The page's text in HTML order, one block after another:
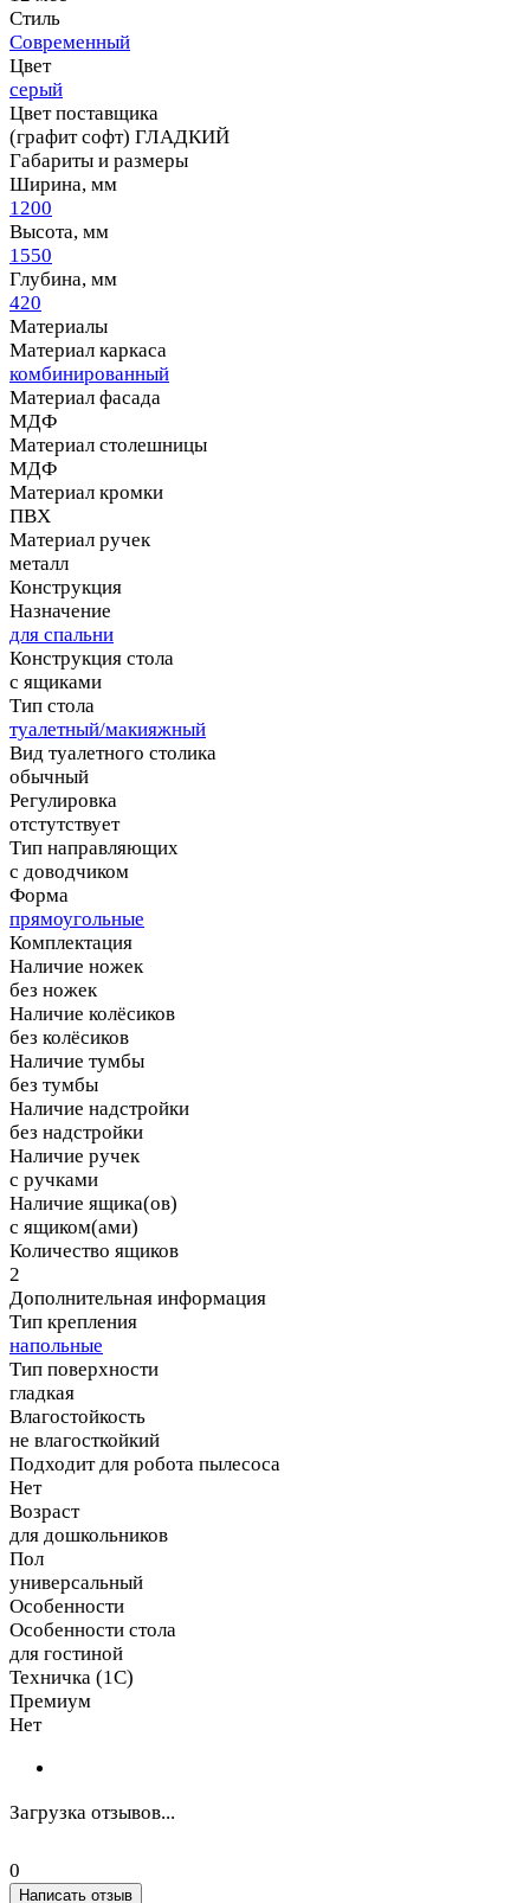
Стиль
Современный
Цвет
серый
Цвет поставщика
(графит софт) ГЛАДКИЙ
Габариты и размеры
Ширина, мм
1200
Высота, мм
1550
Глубина, мм
420
Материалы
Материал каркаса
комбинированный
Материал фасада
МДФ
Материал столешницы
МДФ
Материал кромки
ПВХ
Материал ручек
металл
Конструкция
Назначение
для спальни
Конструкция стола
с ящиками
Тип стола
туалетный/макияжный
Вид туалетного столика
обычный
Регулировка
отстутствует
Тип направляющих
с доводчиком
Форма
прямоугольные
Комплектация
Наличие ножек
без ножек
Наличие колёсиков
без колёсиков
Наличие тумбы
без тумбы
Наличие надстройки
без надстройки
Наличие ручек
с ручками
Наличие ящика(ов)
с ящиком(ами)
Количество ящиков
2
Дополнительная информация
Тип крепления
напольные
Тип поверхности
гладкая
Влагостойкость
не влагосткойкий
Подходит для робота пылесоса
Нет
Возраст
для дошкольников
Пол
универсальный
Особенности
Особенности стола
для гостиной
Техничка (1С)
Премиум
Нет
Загрузка отзывов...
0
Написать отзыв